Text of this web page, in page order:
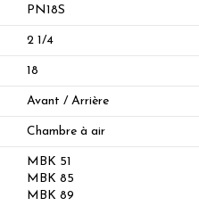
PN18S
2 1/4
18
Avant / Arrière
Chambre à air
MBK 51
MBK 85
MBK 89